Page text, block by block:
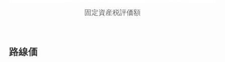
固定資産税評価額
路線価